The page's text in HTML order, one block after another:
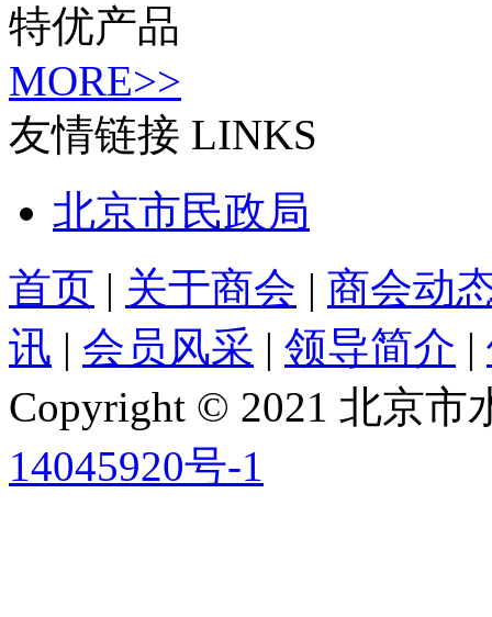
特优产品
MORE>>
友情链接 LINKS
北京市民政局
首页 | 关于商会 | 商会动
讯 | 会员风采 | 领导简介 |
Copyright © 2021 北京市
14045920号-1